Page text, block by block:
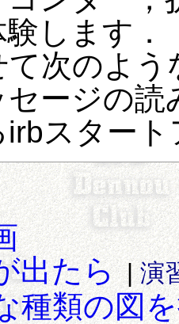
します．
て次のよ
セージの読
irbスター
出たら |演
種類の図